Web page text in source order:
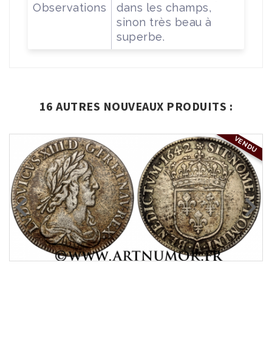
Observations
dans les champs,
sinon très beau à
superbe.
16 AUTRES NOUVEAUX PRODUITS :
VENDU